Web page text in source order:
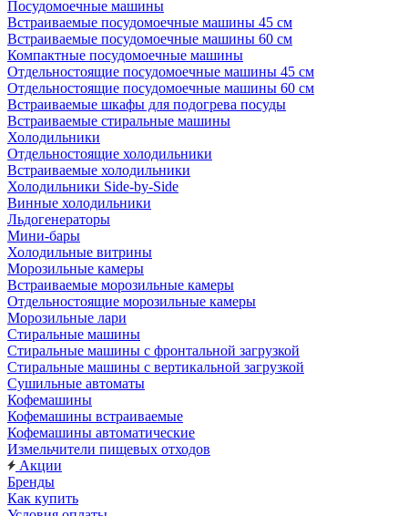
Посудомоечные машины
Встраиваемые посудомоечные машины 45 см
Встраиваемые посудомоечные машины 60 см
Компактные посудомоечные машины
Отдельностоящие посудомоечные машины 45 см
Отдельностоящие посудомоечные машины 60 см
Встраиваемые шкафы для подогрева посуды
Встраиваемые стиральные машины
Холодильники
Отдельностоящие холодильники
Встраиваемые холодильники
Холодильники Side-by-Side
Винные холодильники
Льдогенераторы
Мини-бары
Холодильные витрины
Морозильные камеры
Встраиваемые морозильные камеры
Отдельностоящие морозильные камеры
Морозильные лари
Стиральные машины
Стиральные машины с фронтальной загрузкой
Стиральные машины с вертикальной загрузкой
Сушильные автоматы
Кофемашины
Кофемашины встраиваемые
Кофемашины автоматические
Измельчители пищевых отходов
Акции
Бренды
Как купить